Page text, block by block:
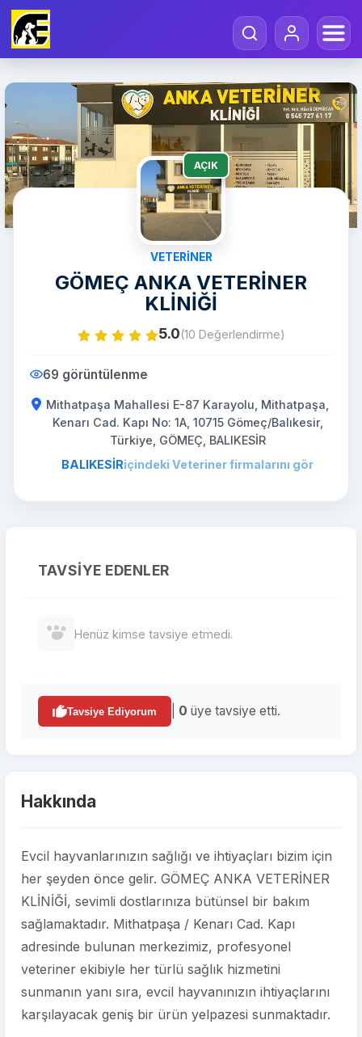
AÇIK
VETERINER
GÖMEÇ ANKA VETERİNER
KLİNİĞİ
5.0(10 Değerlendirme)
69 görüntülenme
Mithatpaşa Mahallesi E-87 Karayolu, Mithatpaşa,
Kenarı Cad. Kapı No: 1A, 10715 Gömeç/Balıkesir,
Türkiye, GÖMEÇ, BALIKESİR
BALIKESİRiçindeki Veteriner firmalarını gör
TAVSIYE EDENLER
Henüz kimse tavsiye etmedi.
Tavsiye Ediyorum 0 üye tavsiye etti.
Hakkında
Evcil hayvanlarınızın sağlığı ve ihtiyaçları bizim için
her şeyden önce gelir. GÖMEÇ ANKA VETERİNER
KLİNİĞİ, sevimli dostlarınıza bütünsel bir bakım
sağlamaktadır. Mithatpaşa / Kenarı Cad. Kapı
adresinde bulunan merkezimiz, profesyonel
veteriner ekibiyle her türlü sağlık hizmetini
sunmanın yanı sıra, evcil hayvanınızın ihtiyaçlarını
karşılayacak geniş bir ürün yelpazesi sunmaktadır.